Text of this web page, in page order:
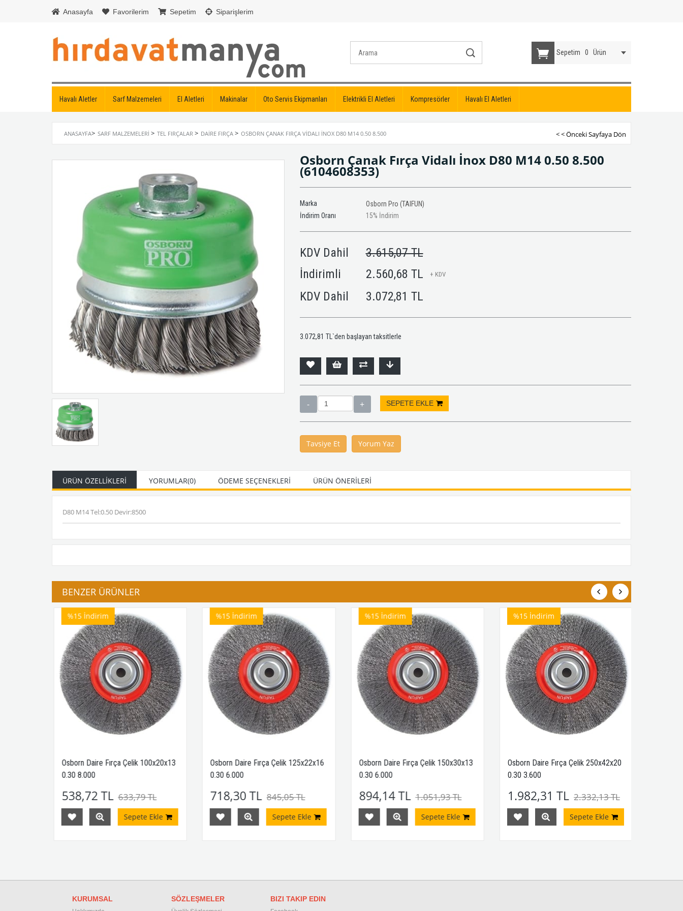
Anasayfa Favorilerim Sepetim Siparişlerim
Sepetim 0 Ürün
Havalı Aletler Sarf Malzemeleri El Aletleri Makinalar Oto Servis Ekipmanları Elektrikli El Aletleri Kompresörler Havalı El Aletleri
ANASAYFA> SARF MALZEMELERI > TEL FIRÇALAR > DAIRE FIRÇA > OSBORN ÇANAK FIRÇA VIDALI İNOX D80 M14 0.50 8.500 < < Önceki Sayfaya Dön
Osborn Çanak Fırça Vidalı İnox D80 M14 0.50 8.500
(6104608353)
Marka
Osborn Pro (TAIFUN)
İndirim Oranı
%
15 İndirim
KDV Dahil
3.615,07 TL
İndirimli
2.560,68 TL + KDV
KDV Dahil 3.072,81 TL
3.072,81 TL `den başlayan taksitlerle
Tavsiye Et Yorum Yaz
ÜRÜN ÖZELLIKLERI YORUMLAR(0) ÖDEME SEÇENEKLERI ÜRÜN ÖNERILERI
D80 M14 Tel:0.50 Devir:8500
BENZER ÜRÜNLER
Osborn Daire Fırça Çelik 100x20x13
0.30 8.000
538,72 TL 633,79 TL
Sepete Ekle
%15 İndirim
Osborn Daire Fırça Çelik 125x22x16
0.30 6.000
718,30 TL 845,05 TL
Sepete Ekle
%15 İndirim
Osborn Daire Fırça Çelik 150x30x13
0.30 6.000
894,14 TL 1.051,93 TL
Sepete Ekle
%15 İndirim
Osborn Daire Fırça Çelik 250x42x20
0.30 3.600
1.982,31 TL 2.332,13 TL
Sepete Ekle
%15 İndirim
KURUMSAL SÖZLEŞMELER BIZI TAKIP EDIN